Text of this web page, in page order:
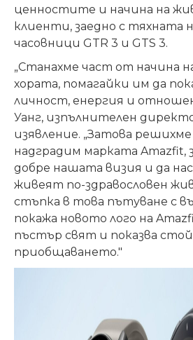
ценностите и начина на
клиенти, заедно с тяхната
часовници GTR 3 и GTS 3.
„Станахме част от начина
хората, помагайки им да
личност, енергия и
Уанг, изпълнителен
изявление. „Затова
надградим марката Amazfit,
добре нашата визия и да
живеят по-здравословен
стъпка в това пътуване с
покажа новото лого на
пъстър свят и показва
приобщаването."